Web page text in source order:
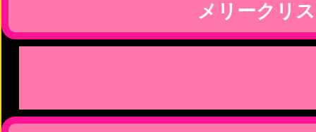
メリークリ